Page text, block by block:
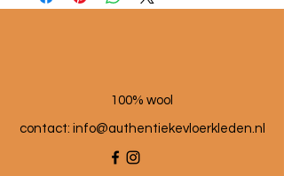
100% wool
contact: info@authentiekevloerkleden.nl